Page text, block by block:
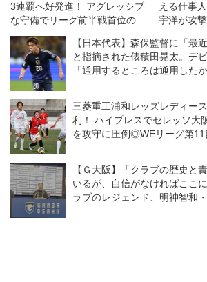
3連覇へ好発進！ アグレッシブ
な守備でリーグ前半戦首位の
INAC神戸を下す◎WEリーグク
ラシエカップ
える仕事
宇洋が攻
【日本代表】森保監督に「最
と指摘された俵積田晃太。デ
「通用するところは通用したか
三菱重工浦和レッズレディー
利！ ハイプレスでセレッソ大
を攻守に圧倒◎WEリーグ第11
【Ｇ大阪】「クラブの歴史と
いるが、自信がなければここ
ラブのレジェンド、明神智和